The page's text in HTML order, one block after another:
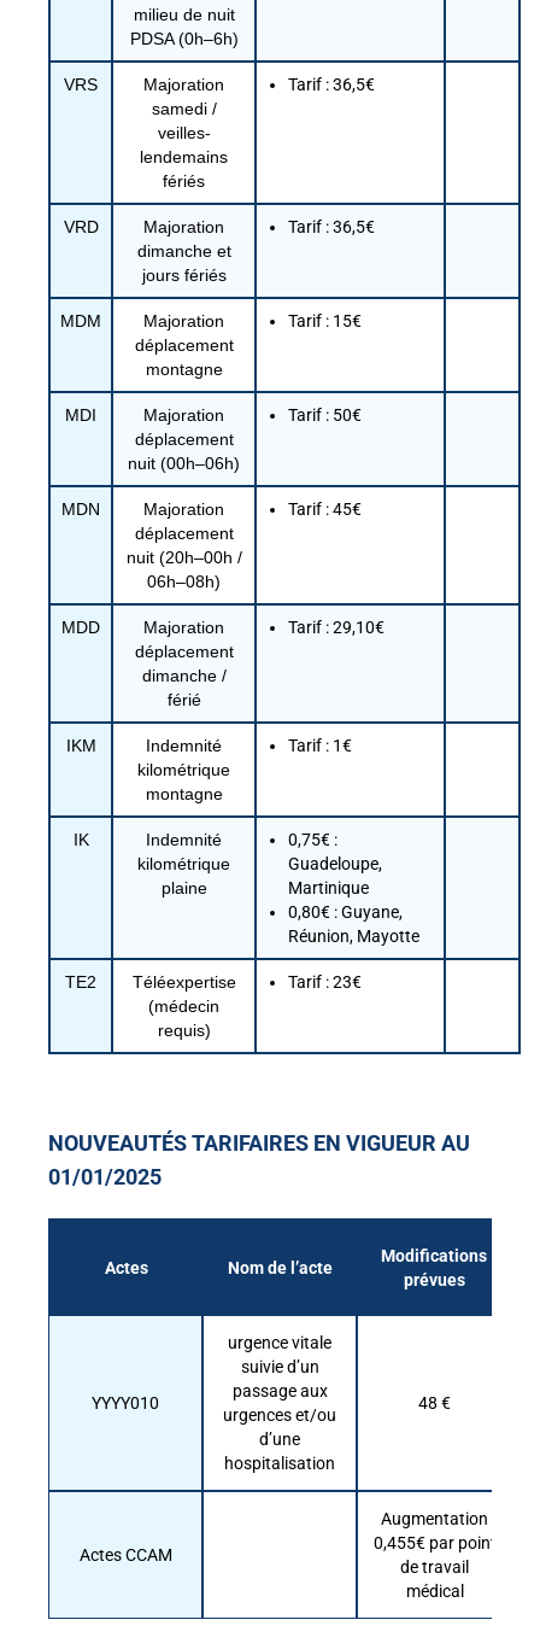
milieu de nuit
PDSA (0h–6h)
VRS
Majoration
samedi /
veilles-
lendemains
fériés
Tarif : 36,5€
VRD
Majoration
dimanche et
jours fériés
Tarif : 36,5€
MDM
Majoration
déplacement
montagne
Tarif : 15€
MDI
Majoration
déplacement
nuit (00h–06h)
Tarif : 50€
MDN
Majoration
déplacement
nuit (20h–00h /
06h–08h)
Tarif : 45€
MDD
Majoration
déplacement
dimanche /
férié
Tarif : 29,10€
IKM
Indemnité
kilométrique
montagne
Tarif : 1€
IK
Indemnité
kilométrique
plaine
0,75€ :
Guadeloupe,
Martinique
0,80€ : Guyane,
Réunion, Mayotte
TE2
Téléexpertise
(médecin
requis)
Tarif : 23€
NOUVEAUTÉS TARIFAIRES EN VIGUEUR AU
01/01/2025
Actes Nom de l’acte
Modifications
prévues
YYYY010
urgence vitale
suivie d’un
passage aux
urgences et/ou
d’une
hospitalisation
48 €
Actes CCAM
Augmentation
0,455€ par point
de travail
médical